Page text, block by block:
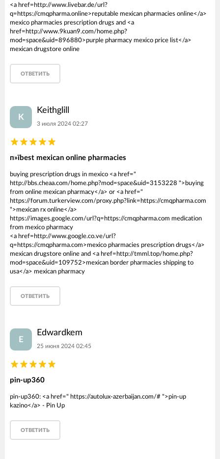
<a href=http://www.livebar.de/url?
q=https://cmqpharma.online>reputable mexican pharmacies online</a>
mexico pharmacies prescription drugs and <a
href=http://www.9kuan9.com/home.php?
mod=space&uid=896880>purple pharmacy mexico price list</a>
mexican drugstore online
ОТВЕТИТЬ
K
Keithglill
3 июля 2024 02:27
п»їbest mexican online pharmacies
buying prescription drugs in mexico <a href="
http://bbs.cheaa.com/home.php?mod=space&uid=3153228 ">buying
from online mexican pharmacy</a> or <a href="
https://forum.turkerview.com/proxy.php?link=https://cmqpharma.com
">mexican rx online</a>
https://images.google.com/url?q=https://cmqpharma.com medication
from mexico pharmacy
<a href=http://www.google.co.ve/url?
q=https://cmqpharma.com>mexico pharmacies prescription drugs</a>
mexican drugstore online and <a href=http://tmml.top/home.php?
mod=space&uid=109752>mexican border pharmacies shipping to
usa</a> mexican pharmacy
ОТВЕТИТЬ
E
Edwardkem
25 июня 2024 02:45
pin-up360
pin-up360: <a href=" https://autolux-azerbaijan.com/# ">pin-up
kazino</a> - Pin Up
ОТВЕТИТЬ